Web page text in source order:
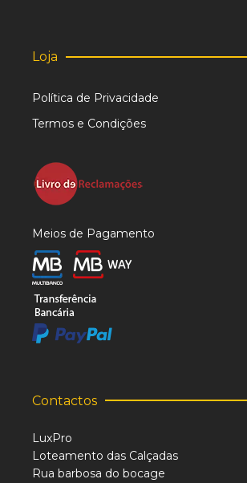
Loja
Política de Privacidade
Termos e Condições
Meios de Pagamento
Contactos
LuxPro
Loteamento das Calçadas
Rua barbosa do bocage